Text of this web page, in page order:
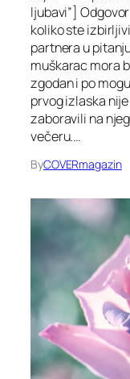
ljubavi”]
koliko ste
partnera u
muškarac mora
zgodan i po
prvog izlaska
zaboravili na
večeru.…
ByCOVERmagazin